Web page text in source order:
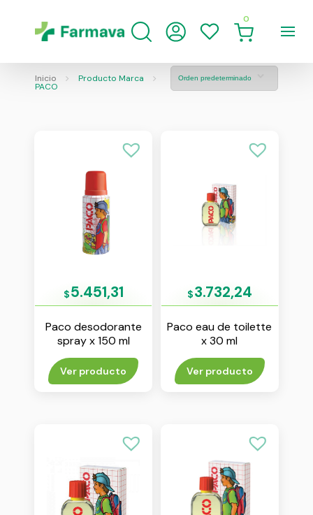
0
Inicio Producto Marca
PACO
$5.451,31
Paco desodorante
spray x 150 ml
Ver producto
$3.732,24
Paco eau de toilette
x 30 ml
Ver producto